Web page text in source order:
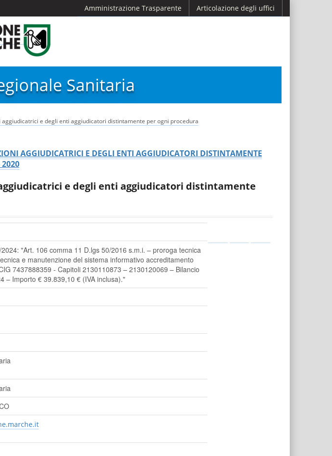
Articolazione degli uffici
Amministrazione Trasparente
Sanitaria
e degli enti aggiudicatori distintamente per ogni procedura
AGGIUDICATRICI E DEGLI ENTI AGGIUDICATORI DISTINTAMENTE
2020
e degli enti aggiudicatori distintamente
"Art. 106 comma 11 D.lgs 50/2016 s.m.i. – proroga tecnica
e manutenzione del sistema informativo accreditamento
7437888359 - Capitoli 2130110873 – 2130120069 – Bilancio
– Importo € 39.839,10 € (IVA inclusa)."